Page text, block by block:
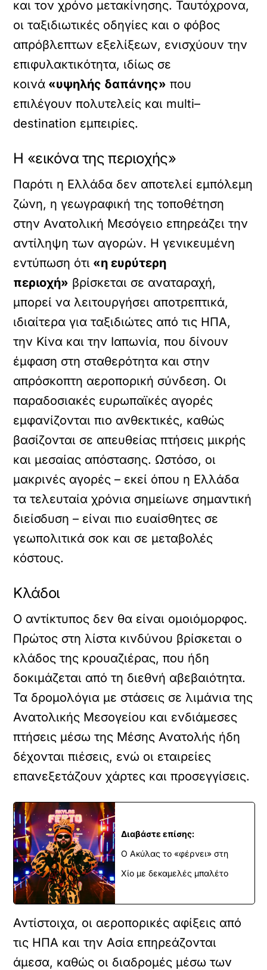
και τον χρόνο μετακίνησης. Ταυτόχρονα,
οι ταξιδιωτικές οδηγίες και ο φόβος
απρόβλεπτων εξελίξεων, ενισχύουν την
επιφυλακτικότητα, ιδίως σε
κοινά «υψηλής δαπάνης» που
επιλέγουν πολυτελείς και multi–
destination εμπειρίες.
Η «εικόνα της περιοχής»
Παρότι η Ελλάδα δεν αποτελεί εμπόλεμη
ζώνη, η γεωγραφική της τοποθέτηση
στην Ανατολική Μεσόγειο επηρεάζει την
αντίληψη των αγορών. Η γενικευμένη
εντύπωση ότι «η ευρύτερη
περιοχή» βρίσκεται σε αναταραχή,
μπορεί να λειτουργήσει αποτρεπτικά,
ιδιαίτερα για ταξιδιώτες από τις ΗΠΑ,
την Κίνα και την Ιαπωνία, που δίνουν
έμφαση στη σταθερότητα και στην
απρόσκοπτη αεροπορική σύνδεση. Οι
παραδοσιακές ευρωπαϊκές αγορές
εμφανίζονται πιο ανθεκτικές, καθώς
βασίζονται σε απευθείας πτήσεις μικρής
και μεσαίας απόστασης. Ωστόσο, οι
μακρινές αγορές – εκεί όπου η Ελλάδα
τα τελευταία χρόνια σημείωνε σημαντική
διείσδυση – είναι πιο ευαίσθητες σε
γεωπολιτικά σοκ και σε μεταβολές
κόστους.
Κλάδοι
Ο αντίκτυπος δεν θα είναι ομοιόμορφος.
Πρώτος στη λίστα κινδύνου βρίσκεται ο
κλάδος της κρουαζιέρας, που ήδη
δοκιμάζεται από τη διεθνή αβεβαιότητα.
Τα δρομολόγια με στάσεις σε λιμάνια της
Ανατολικής Μεσογείου και ενδιάμεσες
πτήσεις μέσω της Μέσης Ανατολής ήδη
δέχονται πιέσεις, ενώ οι εταιρείες
επανεξετάζουν χάρτες και προσεγγίσεις.
Διαβάστε επίσης:
Ο Ακύλας το «φέρνει» στη
Χίο με δεκαμελές μπαλέτο
Αντίστοιχα, οι αεροπορικές αφίξεις από
τις ΗΠΑ και την Ασία επηρεάζονται
άμεσα, καθώς οι διαδρομές μέσω των